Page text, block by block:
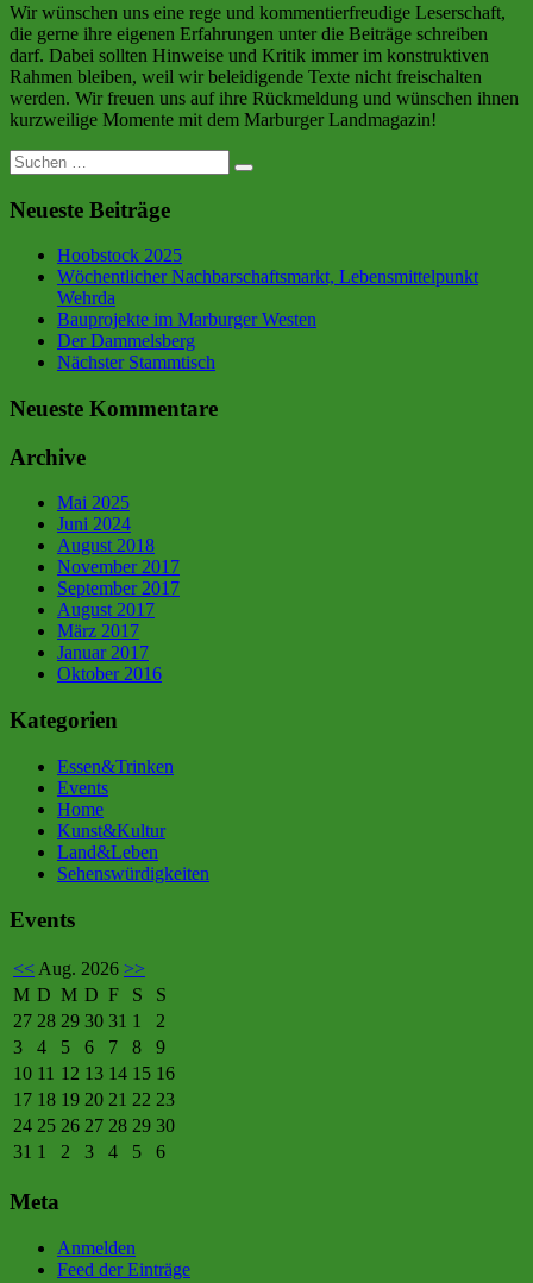
Wir wünschen uns eine rege und kommentierfreudige Leserschaft,
die gerne ihre eigenen Erfahrungen unter die Beiträge schreiben
darf. Dabei sollten Hinweise und Kritik immer im konstruktiven
Rahmen bleiben, weil wir beleidigende Texte nicht freischalten
werden. Wir freuen uns auf ihre Rückmeldung und wünschen ihnen
kurzweilige Momente mit dem Marburger Landmagazin!
Suche
nach:
Neueste Beiträge
Hoobstock 2025
Wöchentlicher Nachbarschaftsmarkt, Lebensmittelpunkt
Wehrda
Bauprojekte im Marburger Westen
Der Dammelsberg
Nächster Stammtisch
Neueste Kommentare
Archive
Mai 2025
Juni 2024
August 2018
November 2017
September 2017
August 2017
März 2017
Januar 2017
Oktober 2016
Kategorien
Essen&Trinken
Events
Home
Kunst&Kultur
Land&Leben
Sehenswürdigkeiten
Events
<< Aug. 2026 >>
M D M D F S
S
27 28 29 30 31 1
2
3
4 5 6 7 8
9
10 11 12 13 14 15 16
17 18 19 20 21 22 23
24 25 26 27 28 29 30
31 1 2 3 4 5 6
Meta
Anmelden
Feed der Einträge